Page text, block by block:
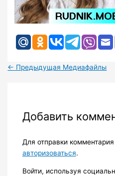
← Предыдущая Медиафайлы
Добавить
Для отправки
авторизоваться.
Войти, используя